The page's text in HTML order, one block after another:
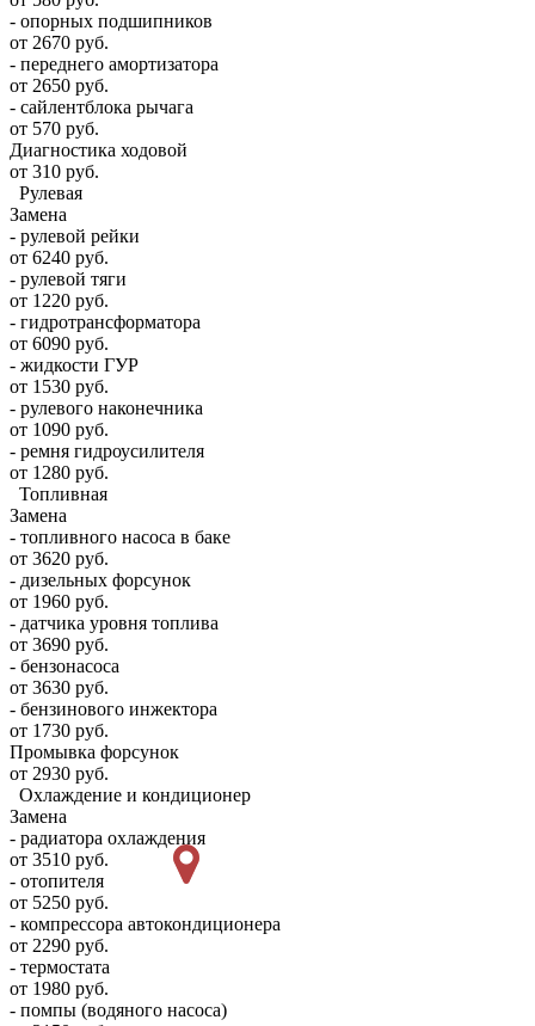
- опорных подшипников
от 2670 руб.
- переднего амортизатора
от 2650 руб.
- сайлентблока рычага
от 570 руб.
Диагностика ходовой
от 310 руб.
Рулевая
Замена
- рулевой рейки
от 6240 руб.
- рулевой тяги
от 1220 руб.
- гидротрансформатора
от 6090 руб.
- жидкости ГУР
от 1530 руб.
- рулевого наконечника
от 1090 руб.
- ремня гидроусилителя
от 1280 руб.
Топливная
Замена
- топливного насоса в баке
от 3620 руб.
- дизельных форсунок
от 1960 руб.
- датчика уровня топлива
от 3690 руб.
- бензонасоса
от 3630 руб.
- бензинового инжектора
от 1730 руб.
Промывка форсунок
от 2930 руб.
Охлаждение и кондиционер
Замена
- радиатора охлаждения
от 3510 руб.
- отопителя
от 5250 руб.
- компрессора автокондиционера
от 2290 руб.
- термостата
от 1980 руб.
- помпы (водяного насоса)